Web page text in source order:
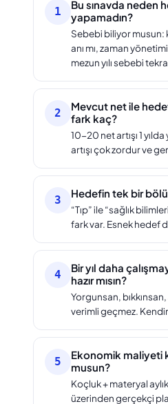
1
Bu sınavda neden
yapamadın?
Sebebi biliyor musun:
anı mı, zaman
mezun yılı sebebi
2
Mevcut net ile
fark kaç?
10-20 net artışı 1
artışı çok zordur ve
3
Hedefin tek bir
“Tıp” ile “sağlık
fark var. Esnek hedef
4
Bir yıl daha
hazır mısın?
Yorgunsan, bıkkınsan,
verimli geçmez.
5
Ekonomik maliyeti
musun?
Koçluk + materyal
üzerinden gerçekçi